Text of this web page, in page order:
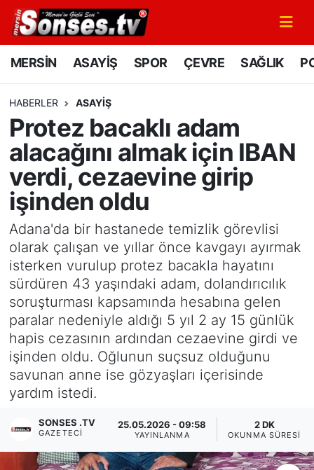
MERSİN ASAYİŞ SPOR ÇEVRE SAĞLIK
HABERLER ASAYİŞ
Protez bacaklı adam
alacağını almak için IBAN
verdi, cezaevine girip
işinden oldu
Adana'da bir hastanede temizlik görevlisi
olarak çalışan ve yıllar önce kavgayı ayırmak
isterken vurulup protez bacakla hayatını
sürdüren 43 yaşındaki adam, dolandırıcılık
soruşturması kapsamında hesabına gelen
paralar nedeniyle aldığı 5 yıl 2 ay 15 günlük
hapis cezasının ardından cezaevine girdi ve
işinden oldu. Oğlunun suçsuz olduğunu
savunan anne ise gözyaşları içerisinde
yardım istedi.
SONSES .TV
GAZETECI
25.05.2026 - 09:58
YAYINLANMA
2 DK
OKUNMA SÜRESI
MERSİN
SPOR
GÜNÜN MANŞETİ
DÜNYA
KÜLTÜR - SANAT
MAGAZİN
SAĞLIK
Siyaset
YEREL HABER
Mersin Nöbetçi Eczaneler
Mersin Namaz Vakitleri
Mersin Trafik Yoğunluk Haritası
Süper Lig Puan Durumu ve Fikstür
Tüm Manşetler
Son Dakika Haberleri
Haber Arşivi